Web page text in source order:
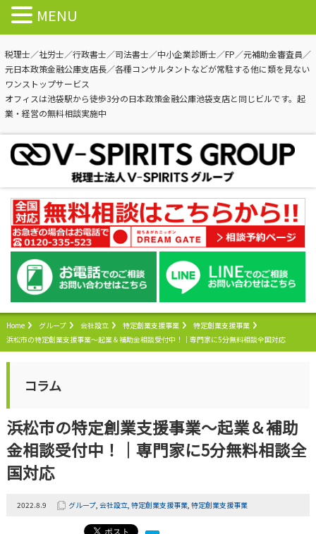
税理士／社労士／行政書士／司法書士／中小企業診断士／FP／元補助金審査員／
元日本政策金融公庫支店長／各種コンサルタントなどが常駐する他に類を見ない
ワンストップサービス
オフィスは池袋駅から徒歩3分の日本政策金融公庫池袋支店と同じビルです。起
業・経営の無料相談実施中
Home グループ 会社設立 特定創業支援事業
特定創業支援事業
浜松市の特定創業支援事業～起業＆補助金相談受付中！｜専門家に5分無料相談全国対応
コラム
浜松市の特定創業支援事業～起業＆補助
金相談受付中！｜専門家に5分無料相談全
国対応
2022.8.9 グループ, 会社設立, 特定創業支援事業, 特定創業支援事業
MENU